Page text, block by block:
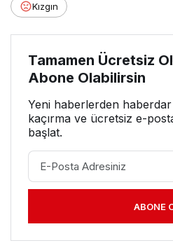
Kızgın
Tamamen Ücretsiz
Abone Olabilirsin
Yeni haberlerden haberdar
kaçırma ve ücretsiz e-
başlat.
ABONE